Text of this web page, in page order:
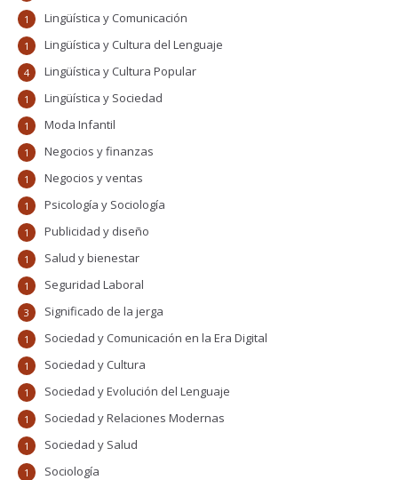
Lingüística y Comunicación
1
Lingüística y Cultura del Lenguaje
1
Lingüística y Cultura Popular
4
Lingüística y Sociedad
1
Moda Infantil
1
Negocios y finanzas
1
Negocios y ventas
1
Psicología y Sociología
1
Publicidad y diseño
1
Salud y bienestar
1
Seguridad Laboral
1
Significado de la jerga
3
Sociedad y Comunicación en la Era Digital
1
Sociedad y Cultura
1
Sociedad y Evolución del Lenguaje
1
Sociedad y Relaciones Modernas
1
Sociedad y Salud
1
Sociología
1